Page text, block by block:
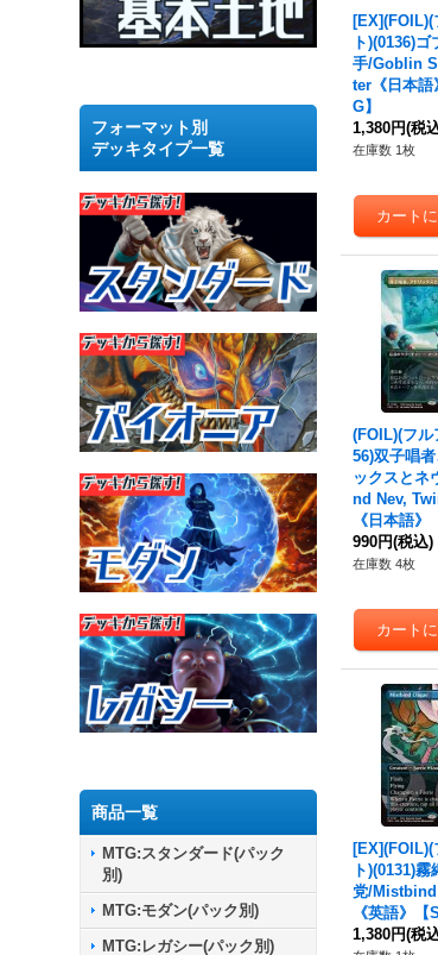
フォーマット別
デッキタイプ一覧
商品一覧
MTG:スタンダード(パック
別)
MTG:モダン(パック別)
MTG:レガシー(パック別)
[EX](FOIL)(
ト)(0136)
手/Goblin
ter《日本語
G】
1,380円(税
在庫数 1枚
(FOIL)(フル
56)双子唱
ックスとネ
nd Nev,
《日本語》
990円(税込)
在庫数 4枚
[EX](FOIL)(
ト)(0131)
党/
《英語》【
1,380円(税